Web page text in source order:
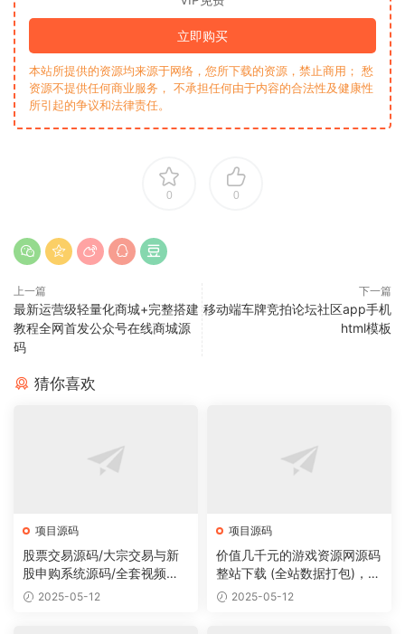
立即购买
本站所提供的资源均来源于网络，您所下载的资源，禁止商用； 愁
资源不提供任何商业服务， 不承担任何由于内容的合法性及健康性
所引起的争议和法律责任。
0 0
上一篇
最新运营级轻量化商城+完整搭建
教程全网首发公众号在线商城源
码
下一篇
移动端车牌竞拍论坛社区app手机
html模板
猜你喜欢
项目源码
股票交易源码/大宗交易与新
股申购系统源码/全套视频教
程 2025-05-12
项目源码
价值几千元的游戏资源网源码
整站下载 (全站数据打包)，数
据里面有200多个宝贝。
2025-05-12